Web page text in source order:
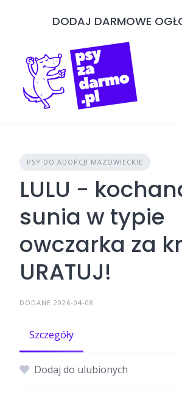
DODAJ DARMOWE
PSY DO ADOPCJI MAZOWIECKIE
LULU -
sunia w typie
owczarka za
URATUJ!
DODANE 2026-04-08
Szczegóły
Dodaj do ulubionych